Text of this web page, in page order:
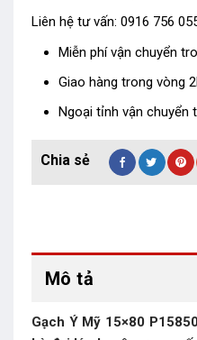
Liên hệ tư vấn: 0916 756
Miễn phí vận chuyển
Giao hàng trong vòng
Ngoại tỉnh vận chuyển
Mô tả
Gạch Ý Mỹ 15×80